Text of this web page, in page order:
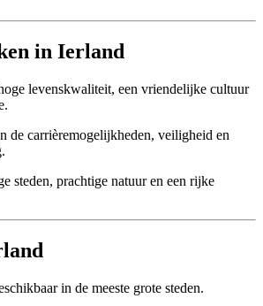
in Ierland
levenskwaliteit, een vriendelijke cultuur
de carrièremogelijkheden, veiligheid en
steden, prachtige natuur en een rijke
in de meeste grote steden.